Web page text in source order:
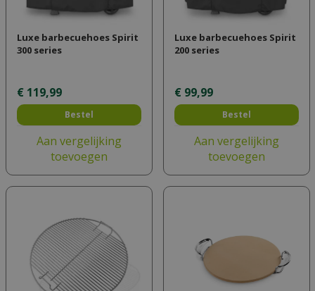
Luxe barbecuehoes Spirit
300 series
€ 119,99
Bestel
Aan vergelijking
toevoegen
Luxe barbecuehoes Spirit
200 series
€ 99,99
Bestel
Aan vergelijking
toevoegen